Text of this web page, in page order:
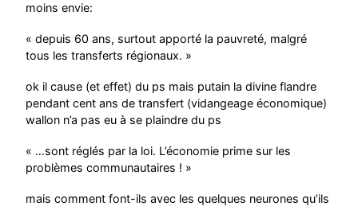
moins envie:
« depuis 60 ans, surtout apporté la pauvreté, malgré
tous les transferts régionaux. »
ok il cause (et effet) du ps mais putain la divine flandre
pendant cent ans de transfert (vidangeage économique)
wallon n’a pas eu à se plaindre du ps
« …sont réglés par la loi. L’économie prime sur les
problèmes communautaires ! »
mais comment font-ils avec les quelques neurones qu’ils